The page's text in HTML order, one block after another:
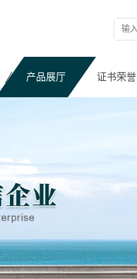
产品展厅 证书荣誉